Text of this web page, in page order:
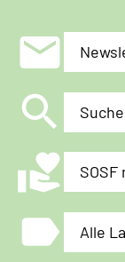
mail
search Suche
volunteer_activism
label Alle